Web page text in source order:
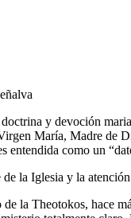
y devoción
María, Madre de
entendida como un
la Iglesia y la
la Theotokos, hace